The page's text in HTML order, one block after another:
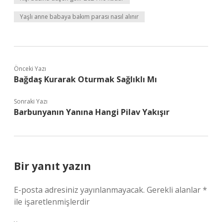
Yaşlı anne babaya bakım parası nasıl alınır
Önceki Yazı
Bağdaş Kurarak Oturmak Sağlıklı Mı
Sonraki Yazı
Barbunyanın Yanına Hangi Pilav Yakışır
Bir yanıt yazın
E-posta adresiniz yayınlanmayacak. Gerekli alanlar*
ile işaretlenmişlerdir